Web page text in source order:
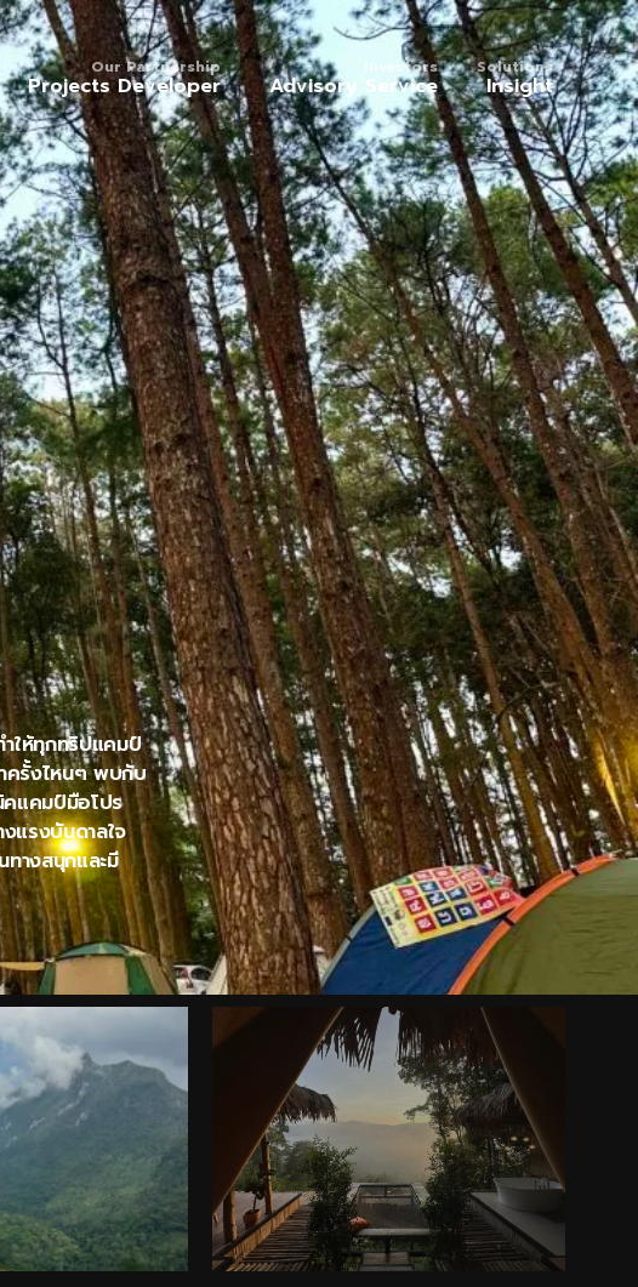
Projects Developer
Our Partnership
Advisory Service
Investors
Insight
Solutions
ให้ทุกทริปแคมป์
รั้งไหนๆ พบกับ
แคมป์มือโปร
งแรงบันดาลใจ
ทางสนุกและมี